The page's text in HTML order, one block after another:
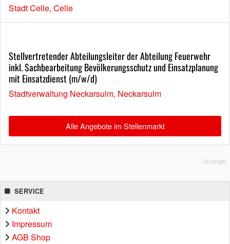
Stadt Celle, Celle
Stellvertretender Abteilungsleiter der Abteilung Feuerwehr
inkl. Sachbearbeitung Bevölkerungsschutz und Einsatzplanung
mit Einsatzdienst (m/w/d)
Stadtverwaltung Neckarsulm, Neckarsulm
Alle Angebote im Stellenmarkt
Anzeige
SERVICE
Kontakt
Impressum
AGB Shop